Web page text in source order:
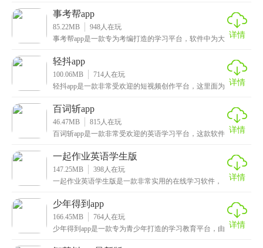
事考帮app
85.22MB 948 人在玩
事考帮app是一款专为考编打造的学习平台，软件中为大 详情
轻抖app
100.06MB 714 人在玩
轻抖app是一款非常受欢迎的短视频创作平台，这里面为 详情
百词斩app
46.47MB 815 人在玩
百词斩app是一款非常受欢迎的英语学习平台，这款软件 详情
一起作业英语学生版
147.25MB 398 人在玩
一起作业英语学生版是一款非常实用的在线学习软件，
识，
详情
少年得到app
166.45MB 764 人在玩
少年得到app是一款专为青少年打造的学习教育平台，由 详情